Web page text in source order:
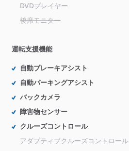
DVDプレイヤー
後席モニター
運転支援機能
自動ブレーキアシスト
自動パーキングアシスト
バックカメラ
障害物センサー
クルーズコントロール
アダプティブクルーズコントロール